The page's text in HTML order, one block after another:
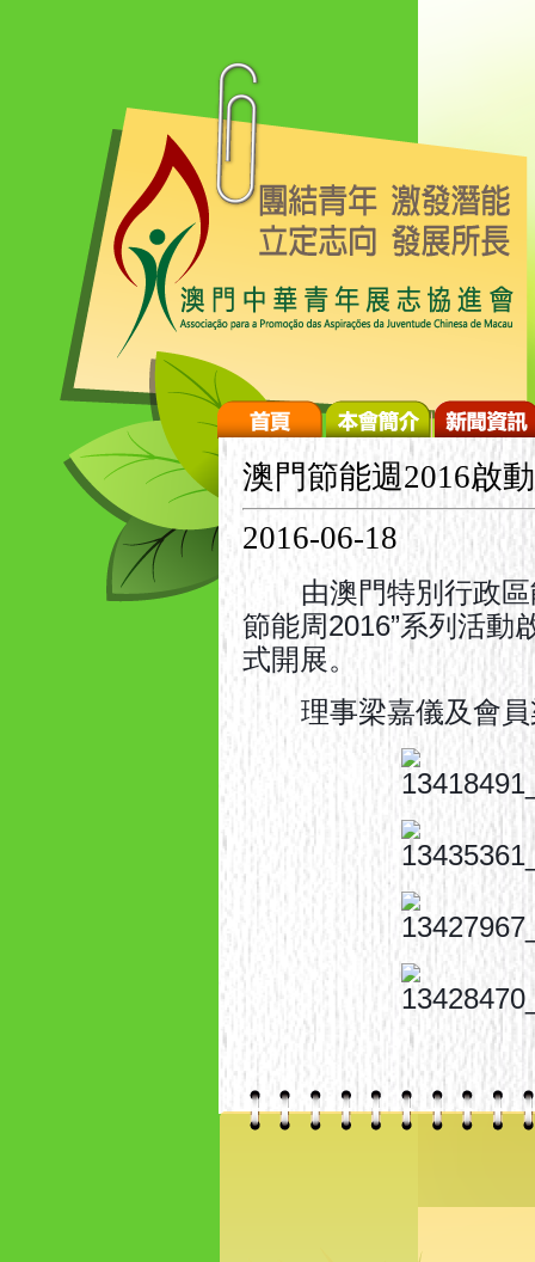
澳門節能週2016啟
2016-06-18
由澳門特別行政區
節能周2016”系列活動
式開展。
理事梁嘉儀及會員